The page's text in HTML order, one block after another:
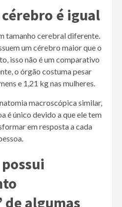
é igual
tamanho cerebral diferente.
um cérebro maior que o
isso não é um comparativo
o órgão costuma pesar
e 1,21 kg nas mulheres.
macroscópica similar,
é único devido a que ele tem
em resposta a cada
algumas